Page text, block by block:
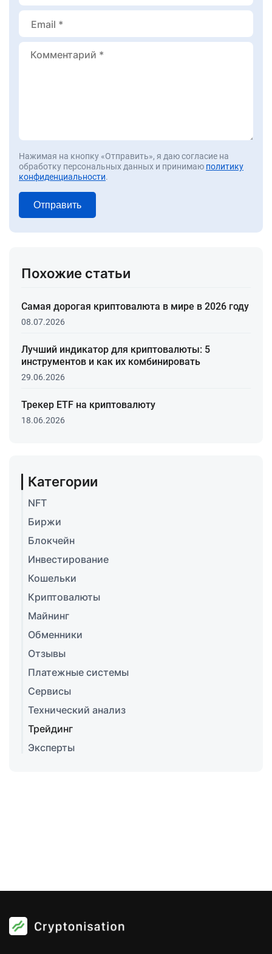
Нажимая на кнопку «Отправить», я даю согласие на
обработку персональных данных и принимаю политику
конфиденциальности.
Отправить
Похожие статьи
Самая дорогая криптовалюта в мире в 2026 году
08.07.2026
Лучший индикатор для криптовалюты: 5
инструментов и как их комбинировать
29.06.2026
Трекер ETF на криптовалюту
18.06.2026
Категории
NFT
Биржи
Блокчейн
Инвестирование
Кошельки
Криптовалюты
Майнинг
Обменники
Отзывы
Платежные системы
Сервисы
Технический анализ
Трейдинг
Эксперты